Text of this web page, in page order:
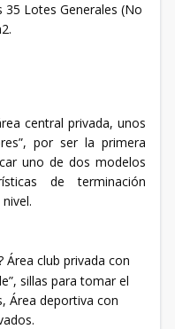
Lotes Generales (No
central privada, unos
por ser la primera
uno de dos modelos
de terminación
Área club privada con
sillas para tomar el
Área deportiva con